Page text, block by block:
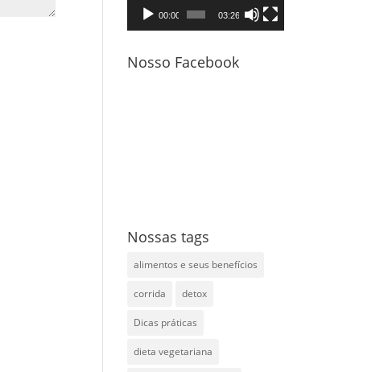
00:00 03:26
Nosso Facebook
Nossas tags
alimentos e seus benefícios
corrida detox
Dicas práticas
dieta vegetariana